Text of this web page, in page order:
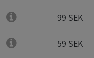
99 SEK
59 SEK